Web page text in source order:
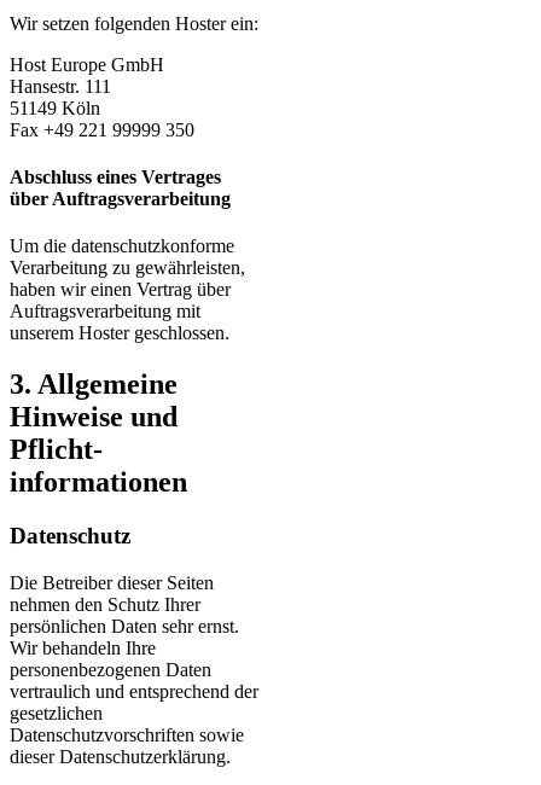
Wir setzen folgenden Hoster ein:
Host Europe GmbH
Hansestr. 111
51149 Köln
Fax +49 221 99999 350
Abschluss eines Vertrages
über Auftragsverarbeitung
Um die datenschutzkonforme
Verarbeitung zu gewährleisten,
haben wir einen Vertrag über
Auftragsverarbeitung mit
unserem Hoster geschlossen.
3. Allgemeine
Hinweise und
Pflicht­
informationen
Datenschutz
Die Betreiber dieser Seiten
nehmen den Schutz Ihrer
persönlichen Daten sehr ernst.
Wir behandeln Ihre
personenbezogenen Daten
vertraulich und entsprechend der
gesetzlichen
Datenschutzvorschriften sowie
dieser Datenschutzerklärung.